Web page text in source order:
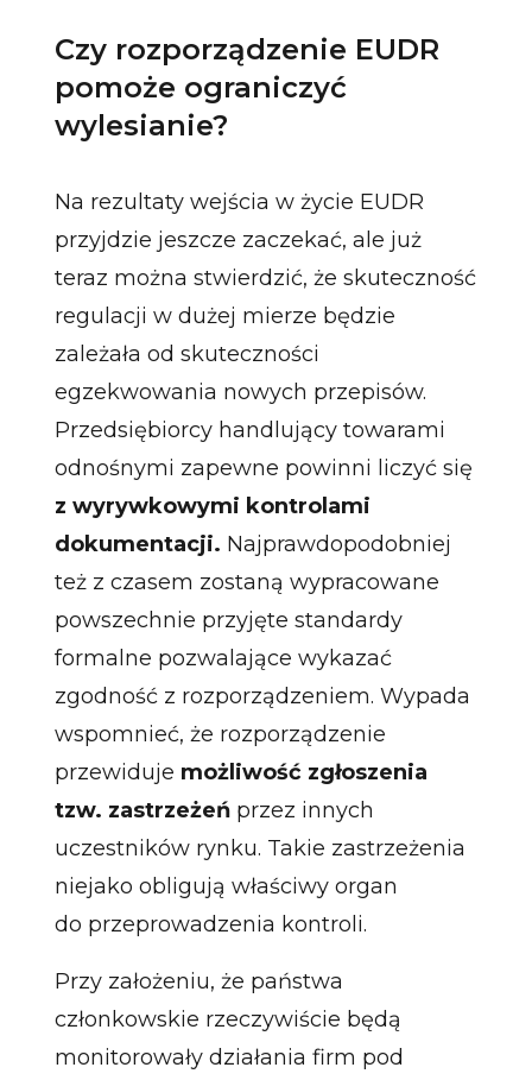
Czy rozporządzenie EUDR
pomoże ograniczyć
wylesianie?
Na rezultaty wejścia w życie EUDR
przyjdzie jeszcze zaczekać, ale już
teraz można stwierdzić, że skuteczność
regulacji w dużej mierze będzie
zależała od skuteczności
egzekwowania nowych przepisów.
Przedsiębiorcy handlujący towarami
odnośnymi zapewne powinni liczyć się
z wyrywkowymi kontrolami
dokumentacji. Najprawdopodobniej
też z czasem zostaną wypracowane
powszechnie przyjęte standardy
formalne pozwalające wykazać
zgodność z rozporządzeniem. Wypada
wspomnieć, że rozporządzenie
przewiduje możliwość zgłoszenia
tzw. zastrzeżeńprzez innych
uczestników rynku. Takie zastrzeżenia
niejako obligują właściwy organ
do przeprowadzenia kontroli.
Przy założeniu, że państwa
członkowskie rzeczywiście będą
monitorowały działania firm pod